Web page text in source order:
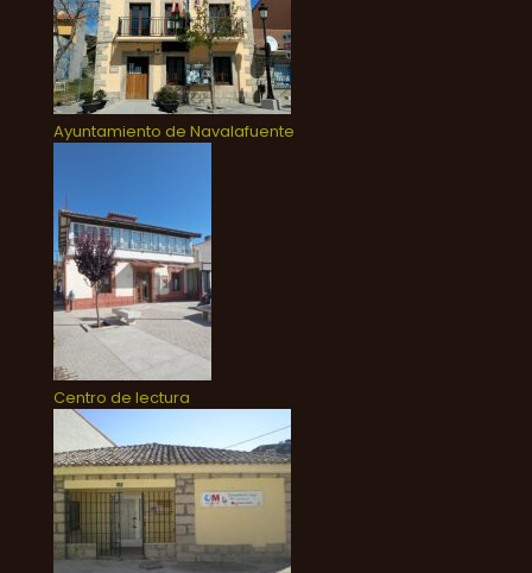
Ayuntamiento de Navalafuente
Centro de lectura